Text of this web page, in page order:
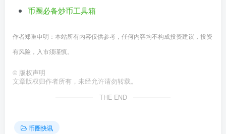
币圈必备炒币工具箱
作者郑重申明：本站所有内容仅供参考，任何内容均不构成投资建议，投资
有风险，入市须谨慎。
© 版权声明
文章版权归作者所有，未经允许请勿转载。
THE END
币圈快讯